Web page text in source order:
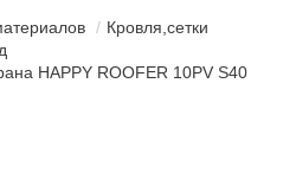
Кровля,сетки
HAPPY ROOFER 10PV S40